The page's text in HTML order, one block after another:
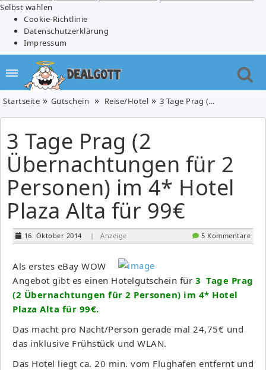
Selbst wählen
Cookie-Richtlinie
Datenschutzerklärung
Impressum
Startseite Gutschein Reise/Hotel 3 Tage Prag (2 Übernachtungen für 2 Personen) im 4* Hotel Plaza Alta für 99€
3 Tage Prag (2
Übernachtungen für 2
Personen) im 4* Hotel
Plaza Alta für 99€
16. Oktober 2014 | Anzeige 5 Kommentare
Als erstes eBay WOW
Angebot gibt es einen Hotelgutschein für 3 Tage Prag
(2 Übernachtungen für 2 Personen) im 4* Hotel
Plaza Alta für 99€.
Das macht pro Nacht/Person gerade mal 24,75€ und
das inklusive Frühstück und WLAN.
Das Hotel liegt ca. 20 min. vom Flughafen entfernt und